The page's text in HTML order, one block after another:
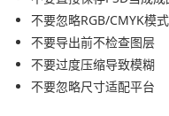
不要忽略RGB/CMYK模式
不要导出前不检查图层
不要过度压缩导致模糊
不要忽略尺寸适配平台